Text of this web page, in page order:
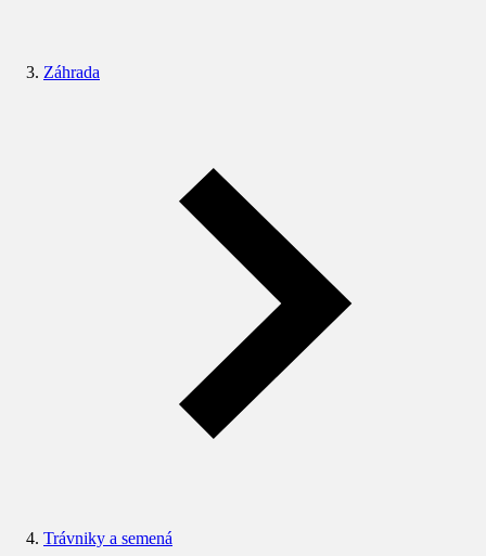
Záhrada
Trávniky a semená